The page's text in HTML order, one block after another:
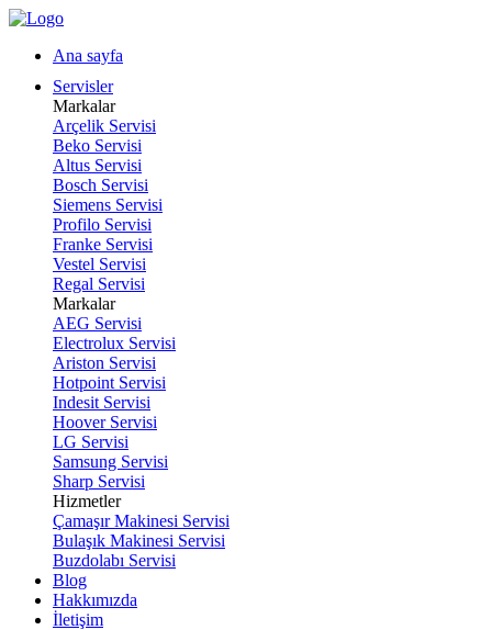
Ana sayfa
Servisler
Markalar
Arçelik Servisi
Beko Servisi
Altus Servisi
Bosch Servisi
Siemens Servisi
Profilo Servisi
Franke Servisi
Vestel Servisi
Regal Servisi
Markalar
AEG Servisi
Electrolux Servisi
Ariston Servisi
Hotpoint Servisi
Indesit Servisi
Hoover Servisi
LG Servisi
Samsung Servisi
Sharp Servisi
Hizmetler
Çamaşır Makinesi Servisi
Bulaşık Makinesi Servisi
Buzdolabı Servisi
Blog
Hakkımızda
İletişim